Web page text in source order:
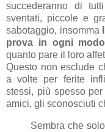
succederanno di
sventati, piccole e
sabotaggio, insomma
prova in ogni modo
quanto pare il loro
Questo non esclude
a volte per ferite
stessi, più spesso
amici, gli sconosciuti
Sembra che